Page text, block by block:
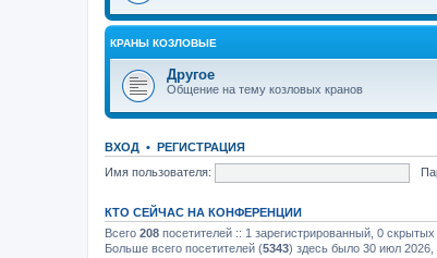
КРАНЫ КОЗЛОВЫЕ
Другое
Общение на тему козловых кранов
ВХОД • РЕГИСТРАЦИЯ
Имя пользователя:
КТО СЕЙЧАС НА КОНФЕРЕНЦИИ
Всего 208 посетителей :: 1 зарегистрированный, 0
Больше всего посетителей (5343) здесь было 30 июл 2026,